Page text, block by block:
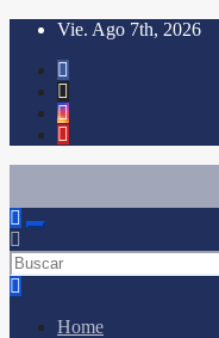
Saltar
contenido
Vie. Ago 7th, 2026
Conéctate con el deporte
Home